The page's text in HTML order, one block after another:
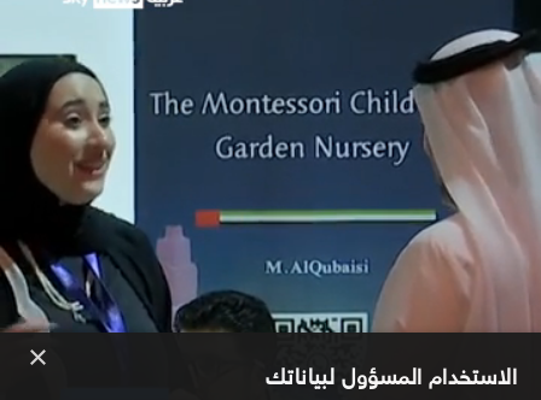
× الاستخدام المسؤول لبياناتك